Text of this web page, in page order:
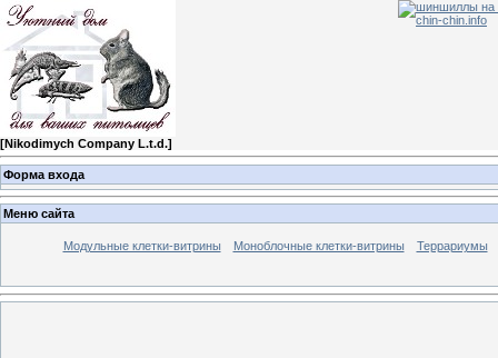
[Nikodimych Company L.t.d.]
Форма входа
Меню сайта
Модульные клетки-витрины Моноблочные клетки-витрины Террариумы